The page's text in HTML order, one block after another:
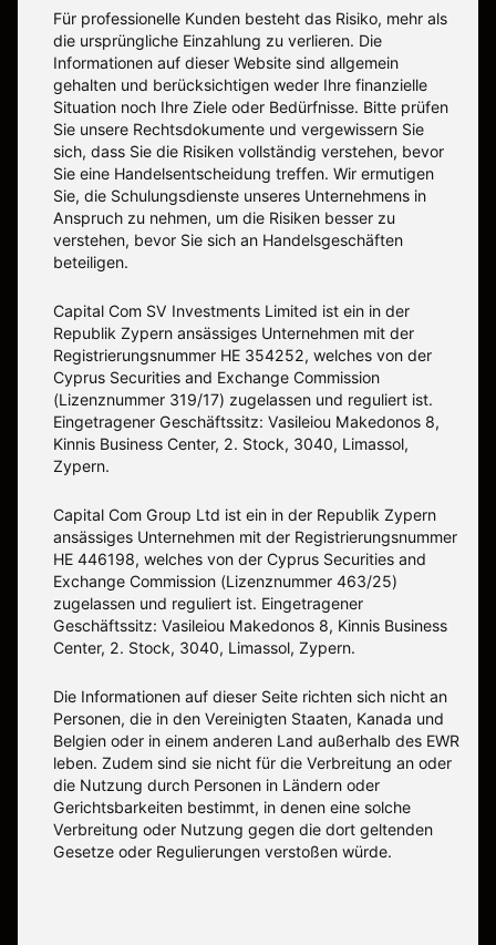
Für professionelle Kunden besteht das Risiko, mehr als
die ursprüngliche Einzahlung zu verlieren. Die
Informationen auf dieser Website sind allgemein
gehalten und berücksichtigen weder Ihre finanzielle
Situation noch Ihre Ziele oder Bedürfnisse. Bitte prüfen
Sie unsere Rechtsdokumente und vergewissern Sie
sich, dass Sie die Risiken vollständig verstehen, bevor
Sie eine Handelsentscheidung treffen. Wir ermutigen
Sie, die Schulungsdienste unseres Unternehmens in
Anspruch zu nehmen, um die Risiken besser zu
verstehen, bevor Sie sich an Handelsgeschäften
beteiligen.
Capital Com SV Investments Limited ist ein in der
Republik Zypern ansässiges Unternehmen mit der
Registrierungsnummer HE 354252, welches von der
Cyprus Securities and Exchange Commission
(Lizenznummer 319/17) zugelassen und reguliert ist.
Eingetragener Geschäftssitz: Vasileiou Makedonos 8,
Kinnis Business Center, 2. Stock, 3040, Limassol,
Zypern.
Capital Com Group Ltd ist ein in der Republik Zypern
ansässiges Unternehmen mit der Registrierungsnummer
ΗΕ 446198, welches von der Cyprus Securities and
Exchange Commission (Lizenznummer 463/25)
zugelassen und reguliert ist. Eingetragener
Geschäftssitz: Vasileiou Makedonos 8, Kinnis Business
Center, 2. Stock, 3040, Limassol, Zypern.
Die Informationen auf dieser Seite richten sich nicht an
Personen, die in den Vereinigten Staaten, Kanada und
Belgien oder in einem anderen Land außerhalb des EWR
leben. Zudem sind sie nicht für die Verbreitung an oder
die Nutzung durch Personen in Ländern oder
Gerichtsbarkeiten bestimmt, in denen eine solche
Verbreitung oder Nutzung gegen die dort geltenden
Gesetze oder Regulierungen verstoßen würde.